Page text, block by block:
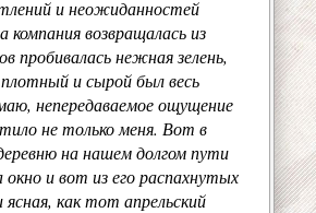
и неожиданностей
возвращалась из
пробивалась нежная зелень,
и сырой был весь
непередаваемое ощущение
не только меня. Вот в
на нашем долгом пути
и вот из его распахнутых
ясная, как тот апрельский